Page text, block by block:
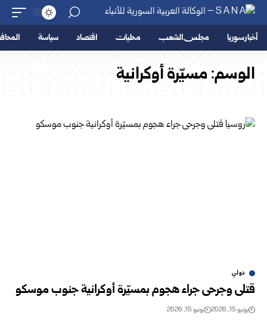
أخبار سوريا مجلس الشعب محليات اقتصاد سياسة
الوسم:مسيّرة أوكرانية
دولي
قتلى وجرحى جراء هجوم بمسيّرة أوكرانية جنوب موسكو
يونيو 15, 2026 يونيو 15, 2026